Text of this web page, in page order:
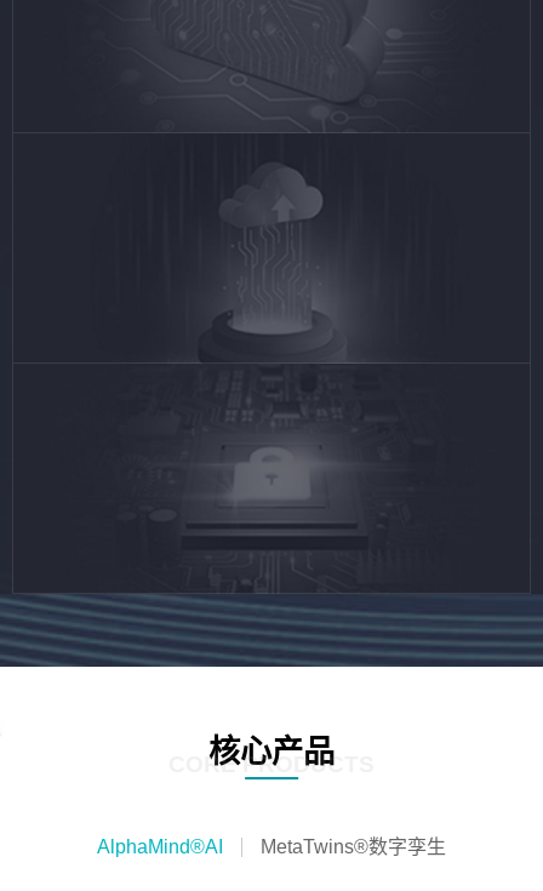
核心产品
CORE PRODUCTS
AlphaMind®AI MetaTwins®数字孪生